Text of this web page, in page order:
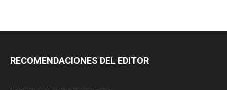
RECOMENDACIONES DEL EDITOR